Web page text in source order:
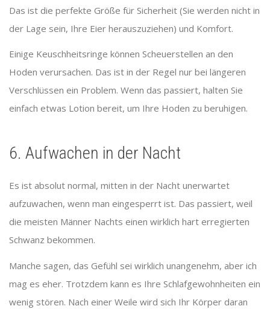
Das ist die perfekte Größe für Sicherheit (Sie werden nicht in
der Lage sein, Ihre Eier herauszuziehen) und Komfort.
Einige Keuschheitsringe können Scheuerstellen an den
Hoden verursachen. Das ist in der Regel nur bei längeren
Verschlüssen ein Problem. Wenn das passiert, halten Sie
einfach etwas Lotion bereit, um Ihre Hoden zu beruhigen.
6. Aufwachen in der Nacht
Es ist absolut normal, mitten in der Nacht unerwartet
aufzuwachen, wenn man eingesperrt ist. Das passiert, weil
die meisten Männer Nachts einen wirklich hart erregierten
Schwanz bekommen.
Manche sagen, das Gefühl sei wirklich unangenehm, aber ich
mag es eher. Trotzdem kann es Ihre Schlafgewohnheiten ein
wenig stören. Nach einer Weile wird sich Ihr Körper daran